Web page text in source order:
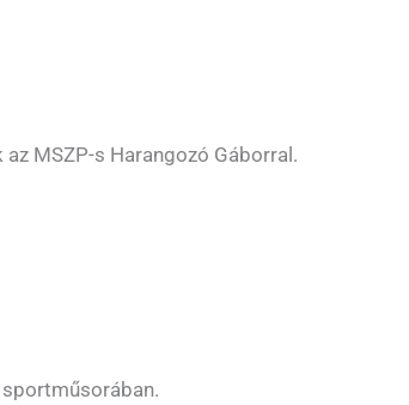
MSZP-s Harangozó Gáborral.